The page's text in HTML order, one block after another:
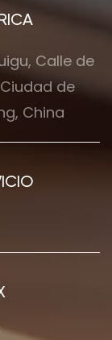
Calle de
de
China